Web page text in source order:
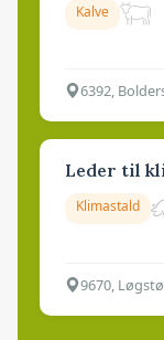
Kalve
6392,
Leder til
Klimastald
9670,